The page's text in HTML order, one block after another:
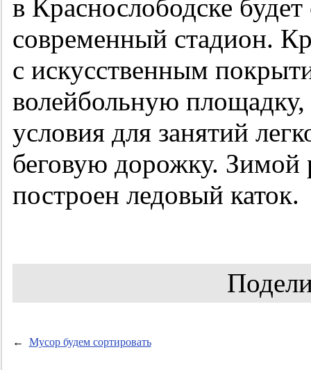
в Краснослободске
современный стадион.
с искусственным
волейбольную площадку,
условия для занятий
беговую дорожку. Зимой
построен ледовый каток.
← Мусор будем сортировать